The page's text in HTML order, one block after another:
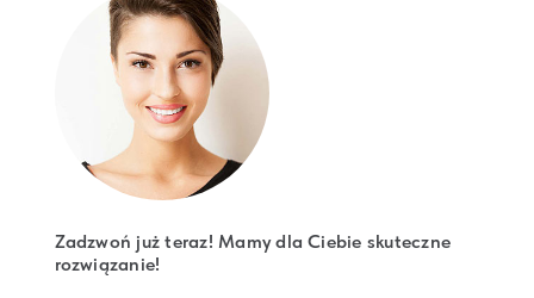
LEGALIZACJA POBYTU W POLSCE
KONTAKT
Zadzwoń już teraz! Mamy dla Ciebie skuteczne
rozwiązanie!